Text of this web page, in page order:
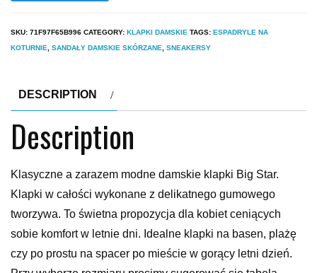
SKU: 71F97F65B996 CATEGORY: KLAPKI DAMSKIE TAGS: ESPADRYLE NA
KOTURNIE, SANDAŁY DAMSKIE SKÓRZANE, SNEAKERSY
DESCRIPTION
Description
Klasyczne a zarazem modne damskie klapki Big Star.
Klapki w całości wykonane z delikatnego gumowego
tworzywa. To świetna propozycja dla kobiet ceniących
sobie komfort w letnie dni. Idealne klapki na basen, plażę
czy po prostu na spacer po mieście w gorący letni dzień.